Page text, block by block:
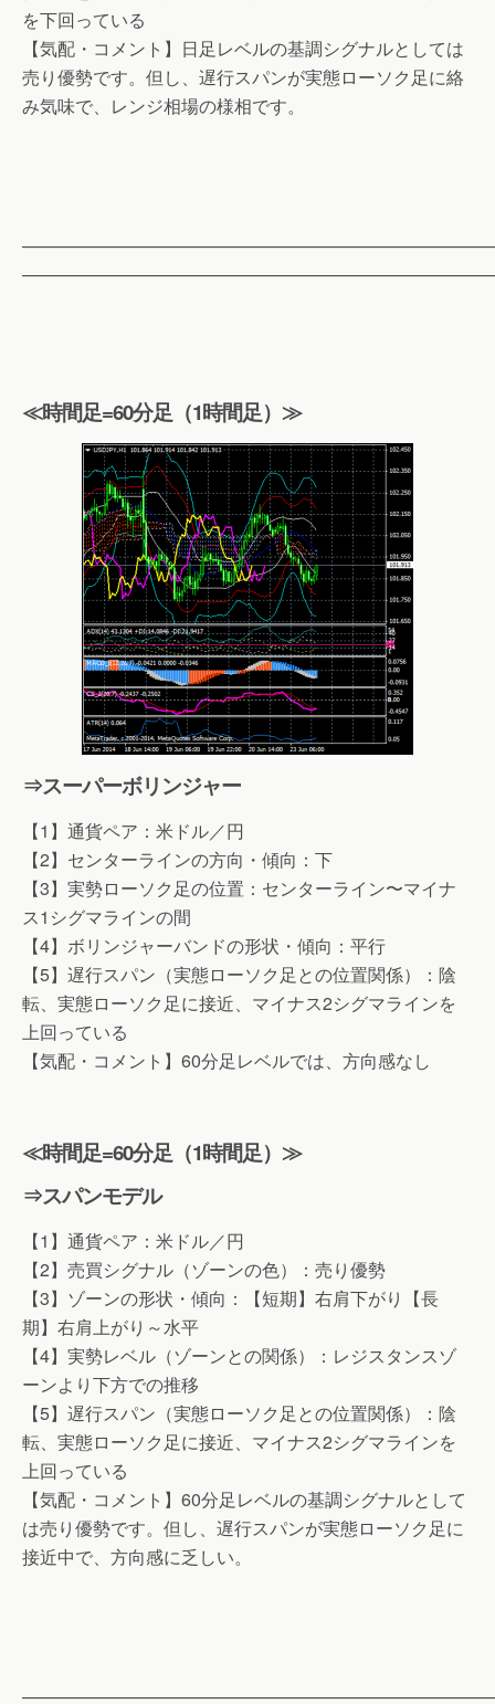
を下回っている
【気配・コメント】日足レベルの基調シグナルとしては
売り優勢です。但し、遅行スパンが実態ローソク足に絡
み気味で、レンジ相場の様相です。
≪時間足=60分足（1時間足）≫
⇒スーパーボリンジャー
【1】通貨ペア：米ドル／円
【2】センターラインの方向・傾向：下
【3】実勢ローソク足の位置：センターライン〜マイナ
ス1シグマラインの間
【4】ボリンジャーバンドの形状・傾向：平行
【5】遅行スパン（実態ローソク足との位置関係）：陰
転、実態ローソク足に接近、マイナス2シグマラインを
上回っている
【気配・コメント】60分足レベルでは、方向感なし
≪時間足=60分足（1時間足）≫
⇒スパンモデル
【1】通貨ペア：米ドル／円
【2】売買シグナル（ゾーンの色）：売り優勢
【3】ゾーンの形状・傾向：【短期】右肩下がり【長
期】右肩上がり～水平
【4】実勢レベル（ゾーンとの関係）：レジスタンスゾ
ーンより下方での推移
【5】遅行スパン（実態ローソク足との位置関係）：陰
転、実態ローソク足に接近、マイナス2シグマラインを
上回っている
【気配・コメント】60分足レベルの基調シグナルとして
は売り優勢です。但し、遅行スパンが実態ローソク足に
接近中で、方向感に乏しい。